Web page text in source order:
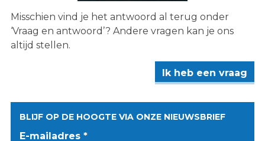
Misschien vind je het antwoord al terug onder
‘Vraag en antwoord’? Andere vragen kan je ons
altijd stellen.
Ik heb een vraag
BLIJF OP DE HOOGTE VIA ONZE NIEUWSBRIEF
E-mailadres *